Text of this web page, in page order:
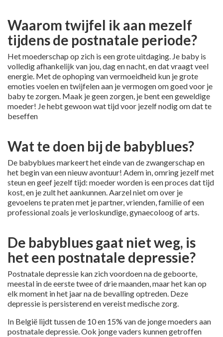
Waarom twijfel ik aan mezelf
tijdens de postnatale periode?
Het moederschap op zich is een grote uitdaging. Je baby is
volledig afhankelijk van jou, dag en nacht, en dat vraagt veel
energie. Met de ophoping van vermoeidheid kun je grote
emoties voelen en twijfelen aan je vermogen om goed voor je
baby te zorgen. Maak je geen zorgen, je bent een geweldige
moeder! Je hebt gewoon wat tijd voor jezelf nodig om dat te
beseffen
Wat te doen bij de babyblues?
De babyblues markeert het einde van de zwangerschap en
het begin van een nieuw avontuur! Adem in, omring jezelf met
steun en geef jezelf tijd: moeder worden is een proces dat tijd
kost, en je zult het aankunnen. Aarzel niet om over je
gevoelens te praten met je partner, vrienden, familie of een
professional zoals je verloskundige, gynaecoloog of arts.
De babyblues gaat niet weg, is
het een postnatale depressie?
Postnatale depressie kan zich voordoen na de geboorte,
meestal in de eerste twee of drie maanden, maar het kan op
elk moment in het jaar na de bevalling optreden. Deze
depressie is persisterend en vereist medische zorg.
In België lijdt tussen de 10 en 15% van de jonge moeders aan
postnatale depressie. Ook jonge vaders kunnen getroffen